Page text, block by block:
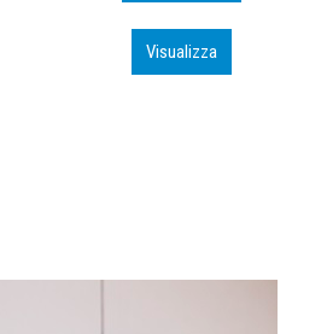
Visualizza